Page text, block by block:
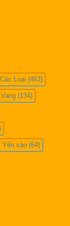
Loại (463)
(134)
Yến sào (64)